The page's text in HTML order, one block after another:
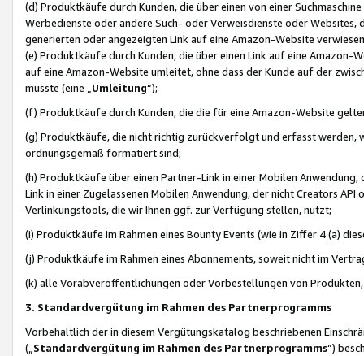
(d) Produktkäufe durch Kunden, die über einen von einer
Werbedienste oder andere Such- oder Verweisdienste oder Websites,
generierten oder angezeigten Link auf eine Amazon-Website
(e) Produktkäufe durch Kunden, die über einen Link auf eine
auf eine Amazon-Website umleitet, ohne dass der Kunde auf der
müsste (eine „ Umleitung“);
(f) Produktkäufe durch Kunden, die die für eine Amazon-Website
(g) Produktkäufe, die nicht richtig zurückverfolgt und erfasst werden,
ordnungsgemäß formatiert sind;
(h) Produktkäufe über einen Partner-Link in einer Mobilen
Link in einer Zugelassenen Mobilen Anwendung, der nicht Creators
Verlinkungstools, die wir Ihnen ggf. zur Verfügung stellen, nutzt;
(i) Produktkäufe im Rahmen eines Bounty Events (wie in Ziffer 4 (a)
(j) Produktkäufe im Rahmen eines Abonnements, soweit nicht im
(k) alle Vorabveröffentlichungen oder Vorbestellungen von
3. Standardvergütung im Rahmen des Partnerprogramms
Vorbehaltlich der in diesem Vergütungskatalog beschriebenen
(„ Standardvergütung im Rahmen des Partnerprogramms“)